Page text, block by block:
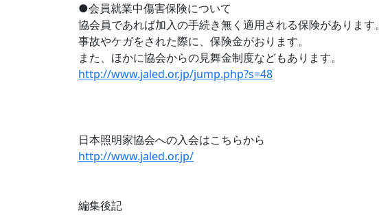
●会員就業中傷害保険について
協会員であれば加入の手続き無く適用される保険があります。
事故やケガをされた際に、保険金がおります。
また、ほかに協会からの見舞金制度などもあります。
http://www.jaled.or.jp/jump.php?s=48
日本照明家協会への入会はこちらから
http://www.jaled.or.jp/
編集後記